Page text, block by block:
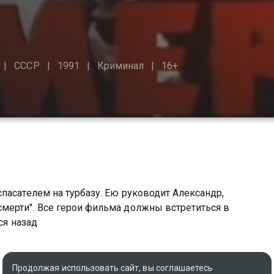
СССР 1991 Криминал 16+
на турбазу. Ею руководит Александр,
Все герои фильма должны встретиться в
назад
Продолжая использовать сайт, вы соглашаетесь